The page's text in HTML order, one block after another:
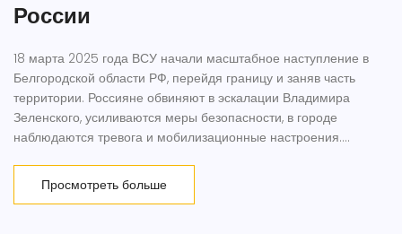
России
18 марта 2025 года ВСУ начали масштабное наступление в
Белгородской области РФ, перейдя границу и заняв часть
территории. Россияне обвиняют в эскалации Владимира
Зеленского, усиливаются меры безопасности, в городе
наблюдаются тревога и мобилизационные настроения.
Просмотреть больше